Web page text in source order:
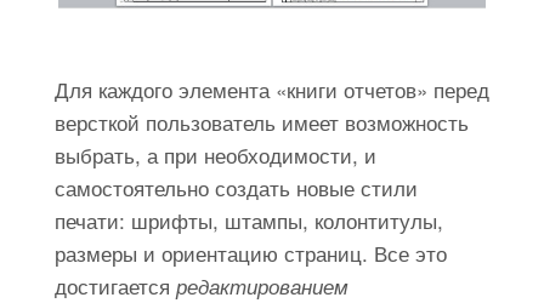
Для каждого элемента «книги отчетов» перед
версткой пользователь имеет возможность
выбрать, а при необходимости, и
самостоятельно создать новые стили
печати: шрифты, штампы, колонтитулы,
размеры и ориентацию страниц. Все это
достигается редактированием